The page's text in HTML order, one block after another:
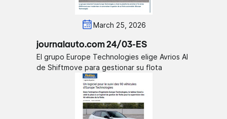
March 25, 2026
journalauto.com 24/03-ES
El grupo Europe Technologies elige Avrios AI
de Shiftmove para gestionar su flota